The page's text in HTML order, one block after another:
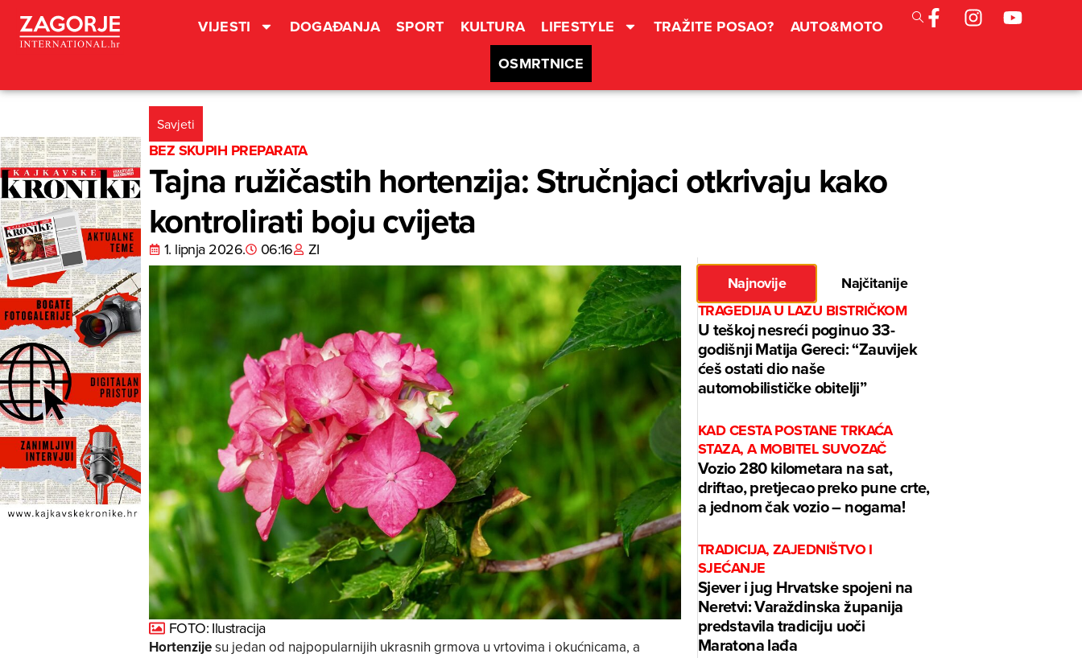
VIJESTI DOGAĐANJA SPORT KULTURA LIFESTYLE TRAŽITE POSAO?
AUTO&MOTO
OSMRTNICE
Savjeti
BEZ SKUPIH PREPARATA
Tajna ružičastih hortenzija: Stručnjaci otkrivaju kako
kontrolirati boju cvijeta
1. lipnja 2026. 06:16 ZI
FOTO: Ilustracija
Hortenzijesu jedan od najpopularnijih ukrasnih grmova u vrtovima i okućnicama, a
Najnovije
Najčitanije
TRAGEDIJA U LAZU BISTRIČKOM
U teškoj nesreći poginuo 33-
godišnji Matija Gereci: “Zauvijek
ćeš ostati dio naše
automobilističke obitelji”
KAD CESTA POSTANE TRKAĆA
STAZA, A MOBITEL SUVOZAČ
Vozio 280 kilometara na sat,
driftao, pretjecao preko pune crte,
a jednom čak vozio – nogama!
TRADICIJA, ZAJEDNIŠTVO I
SJEĆANJE
Sjever i jug Hrvatske spojeni na
Neretvi: Varaždinska županija
predstavila tradiciju uoči
Maratona lađa